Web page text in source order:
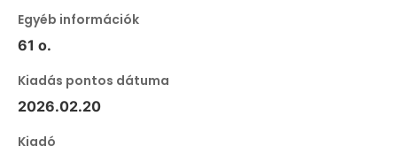
Egyéb információk
61 o.
Kiadás pontos dátuma
2026.02.20
Kiadó